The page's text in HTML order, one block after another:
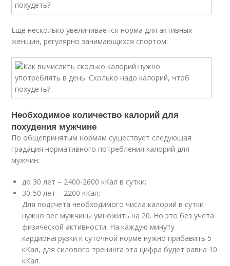
Еще несколько увеличивается норма для активных
женщин, регулярно занимающихся спортом:
Необходимое количество калорий для
похудения мужчине
По общепринятым нормам существует следующая
градация нормативного потребления калорий для
мужчин:
до 30 лет – 2400-2600 кКал в сутки;
30-50 лет – 2200 кКал;
Для подсчета необходимого числа калорий в сутки
нужно вес мужчины умножить на 20. Но это без учета
физической активности. На каждую минуту
кардионагрузки к суточной норме нужно прибавить 5
кКал, для силового тренинга эта цифра будет равна 10
кКал.